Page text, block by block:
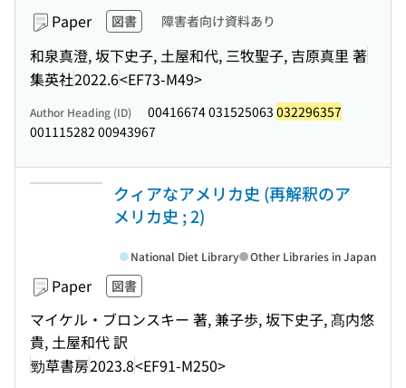
Paper 図書 障害者向け資料あり
和泉真澄, 坂下史子, 土屋和代, 三牧聖子, 吉原真里 著
集英社2022.6<EF73-M49>
Author Heading (ID) 00416674 031525063 032296357
001115282 00943967
クィアなアメリカ史 (再解釈のア
メリカ史 ; 2)
Paper 図書
マイケル・ブロンスキー 著, 兼子歩, 坂下史子, 髙内悠
貴, 土屋和代 訳
勁草書房2023.8<EF91-M250>
National Diet Library Other Libraries in Japan